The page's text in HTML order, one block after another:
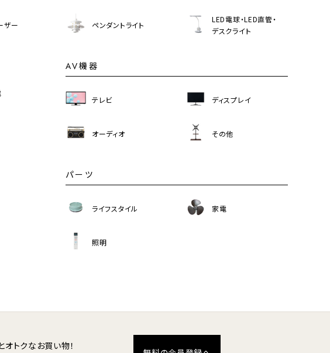
ザー ペンダントライト
LED電球・LED直管・
デスクライト
AV機器
テレビ ディスプレイ
オーディオ その他
パーツ
ライフスタイル 家電
照明
オトクなお買い物！